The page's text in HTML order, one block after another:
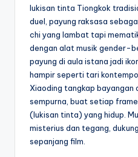
lukisan tinta Tiongkok
duel, payung raksasa
chi yang lambat tapi
dengan alat musik gender-
payung di aula istana jadi
hampir seperti tari
Xiaoding tangkap bayangan
sempurna, buat setiap
(lukisan tinta) yang hidup.
misterius dan tegang,
sepanjang film.